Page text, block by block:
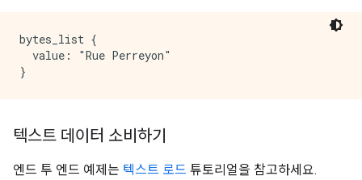
bytes_list {
  value: "Rue Perreyon"
텍스트 데이터 소비하기
엔드 투 엔드 예제는 텍스트 로드 튜토리얼을 참고하세요.